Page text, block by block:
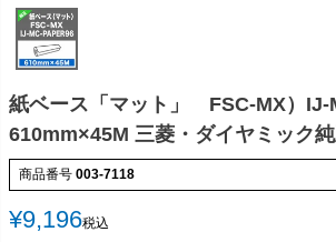
紙ベース「マット」 FSC-MX）IJ-
610mm×45M 三菱・ダイヤミック
商品番号 003-7118
¥9,196税込